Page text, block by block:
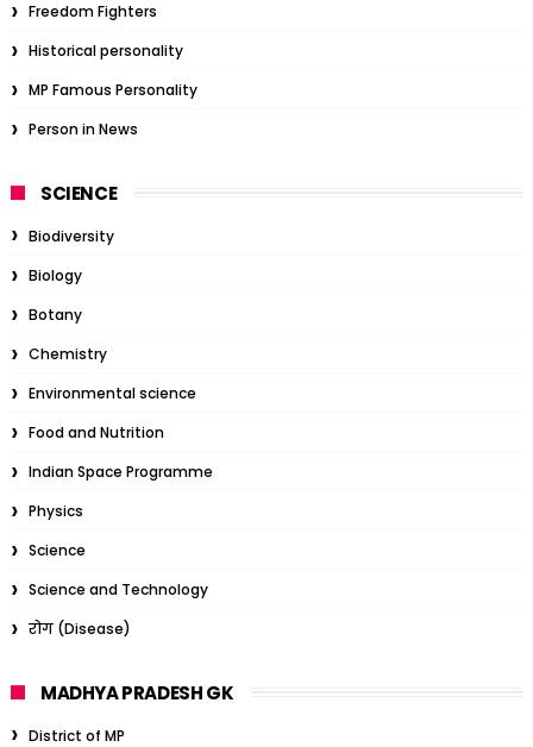
Freedom Fighters
Historical personality
MP Famous Personality
Person in News
SCIENCE
Biodiversity
Biology
Botany
Chemistry
Environmental science
Food and Nutrition
Indian Space Programme
Physics
Science
Science and Technology
रोग (Disease)
MADHYA PRADESH GK
District of MP